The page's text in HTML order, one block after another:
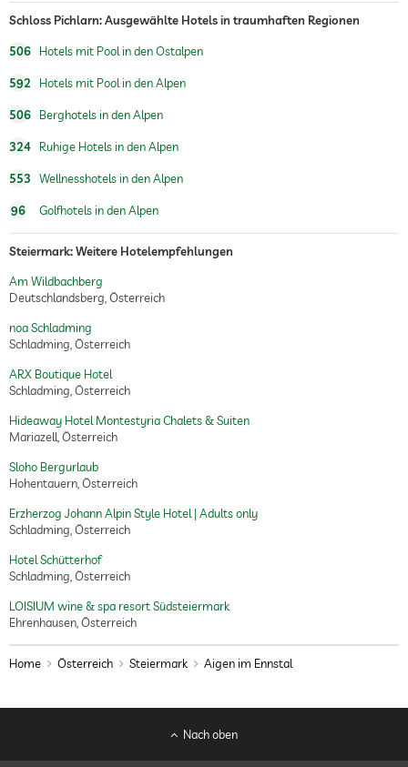
Sauna
Treatments
Gesichtsbehandlung
Maniküre
Schloss Pichlarn: Ausgewählte Hotels in traumhaften Regionen
506 Hotels mit Pool in den Ostalpen
592 Hotels mit Pool in den Alpen
506 Berghotels in den Alpen
324 Ruhige Hotels in den Alpen
553 Wellnesshotels in den Alpen
96 Golfhotels in den Alpen
Steiermark: Weitere Hotelempfehlungen
Am Wildbachberg
Deutschlandsberg, Österreich
noa Schladming
Schladming, Österreich
ARX Boutique Hotel
Schladming, Österreich
Hideaway Hotel Montestyria Chalets & Suiten
Mariazell, Österreich
Sloho Bergurlaub
Hohentauern, Österreich
Erzherzog Johann Alpin Style Hotel | Adults only
Schladming, Österreich
Hotel Schütterhof
Schladming, Österreich
LOISIUM wine & spa resort Südsteiermark
Ehrenhausen, Österreich
Home Österreich Steiermark Aigen im Ennstal
Nach oben